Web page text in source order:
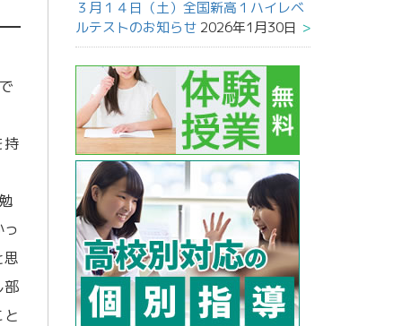
持
思
部
３月１４日（土）全国新高１ハイレベ
ルテストのお知らせ 2026年1月30日